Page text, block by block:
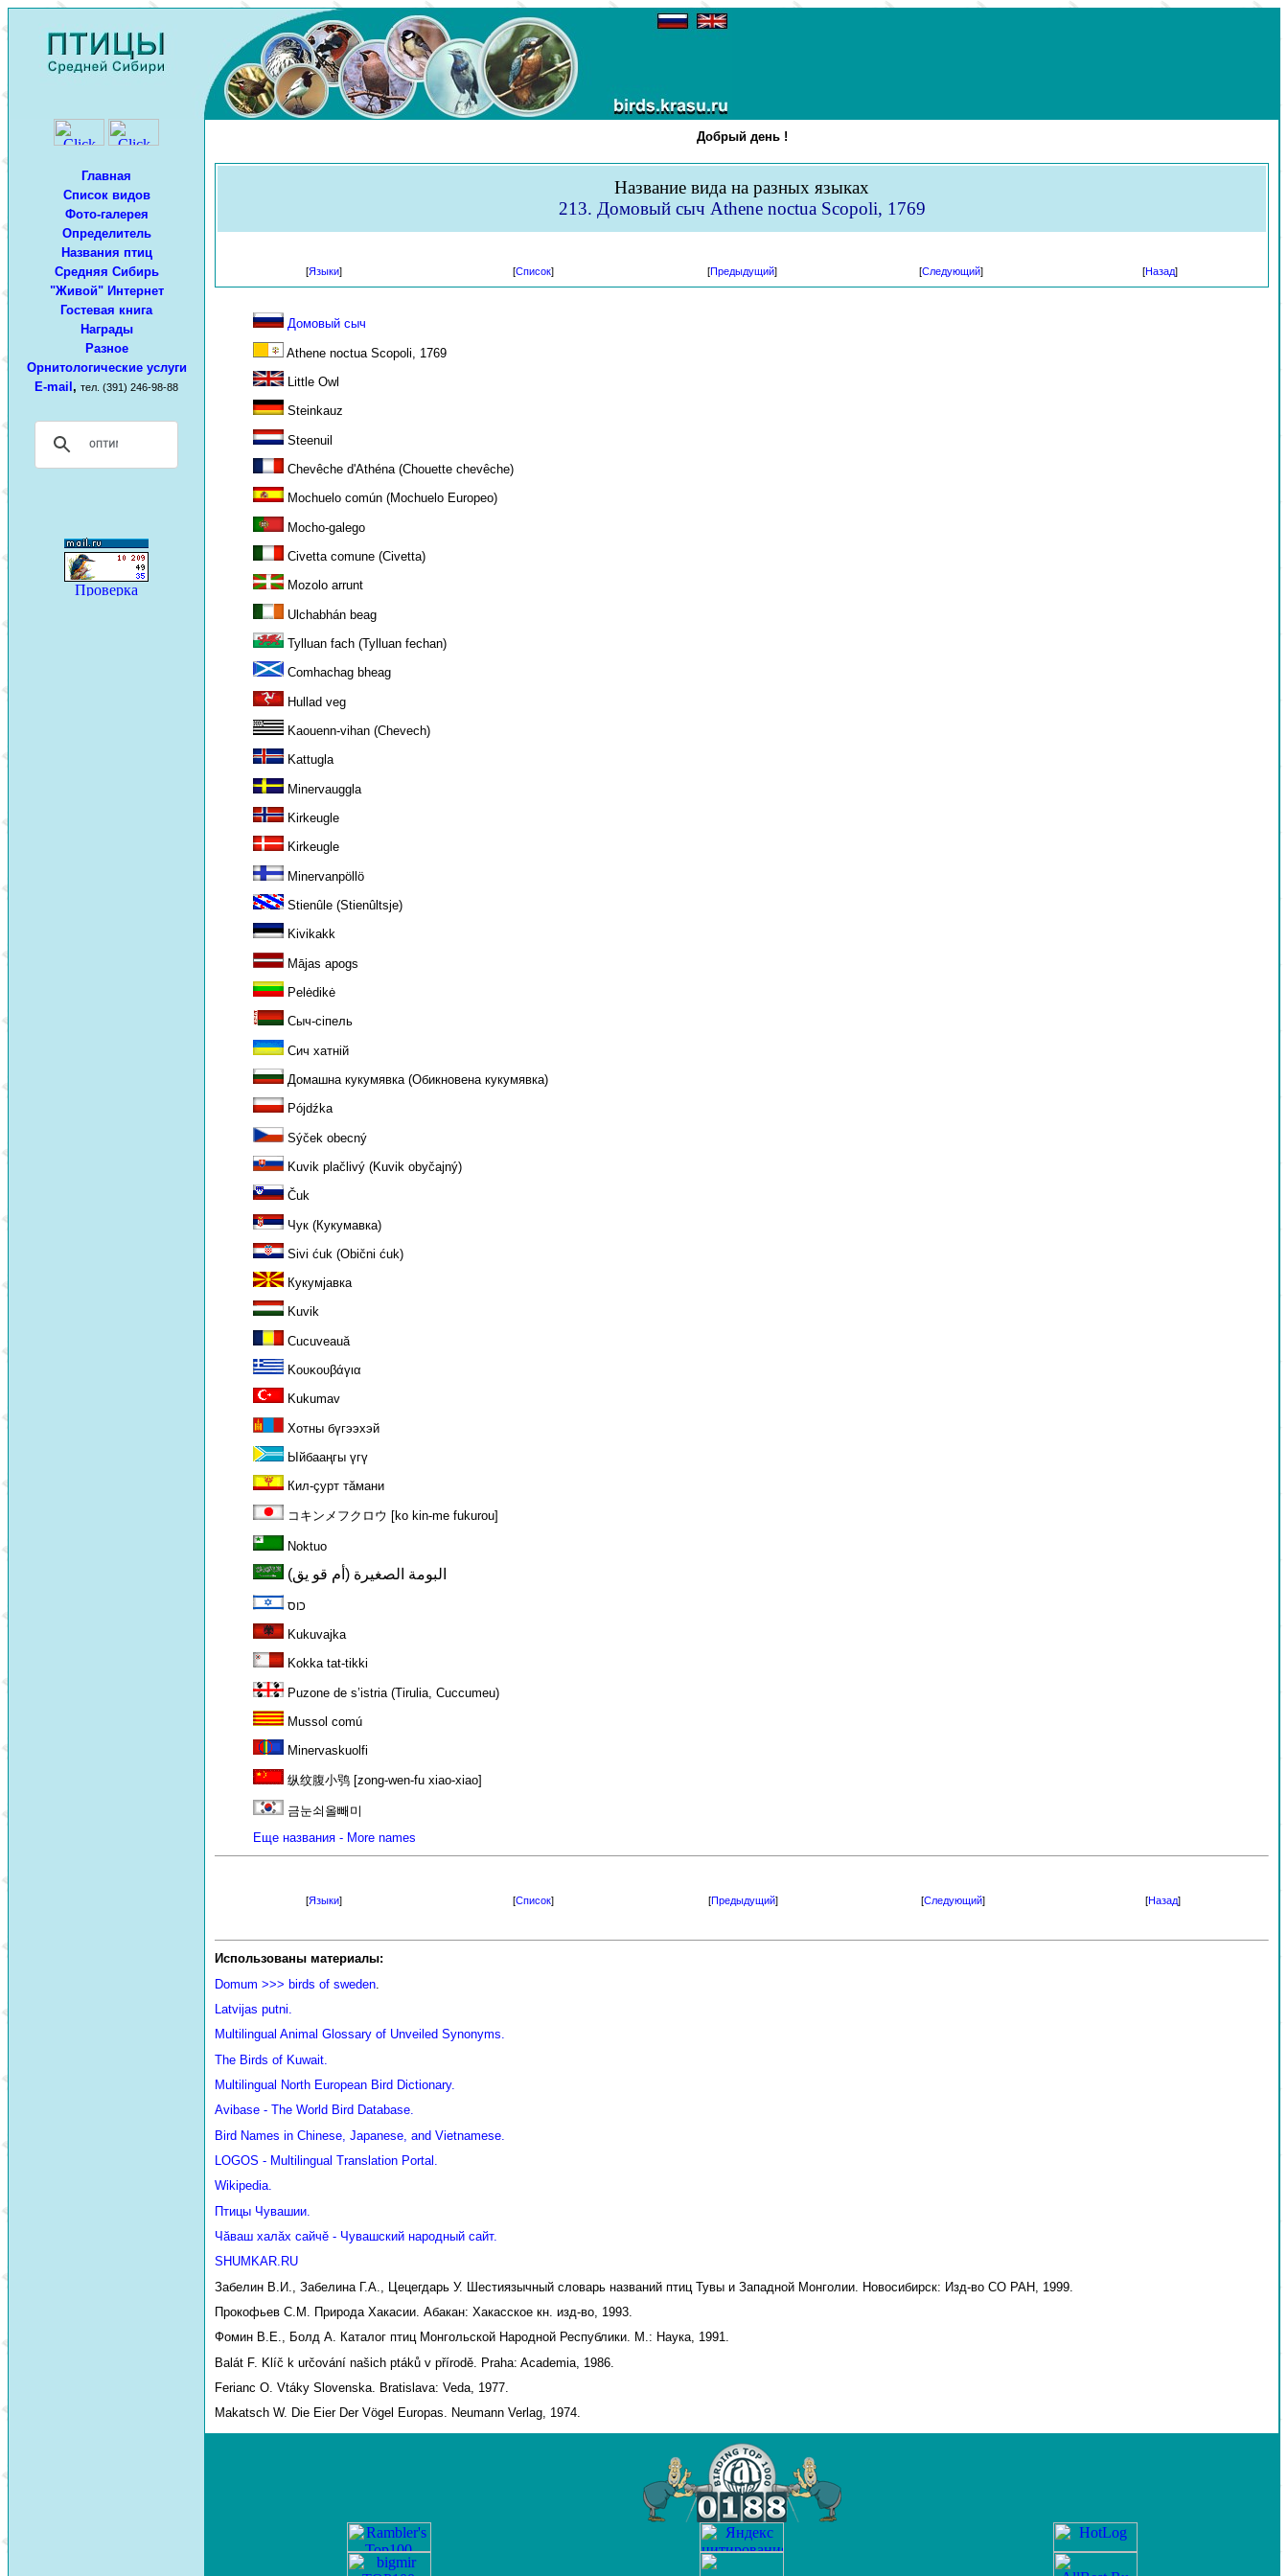
Главная
Список видов
Фото-галерея
Определитель
Названия птиц
Средняя Сибирь
"Живой" Интернет
Гостевая книга
Награды
Разное
Орнитологические услуги
E-mail , тел. (391) 246-98-88
Добрый день !
Название вида на разных языках
213. Домовый сыч Athene noctua Scopoli, 1769
[Языки] [Список] [Предыдущий] [Следующий] [Назад]
Домовый сыч
Athene noctua Scopoli, 1769
Little Owl
Steinkauz
Steenuil
Chevêche d'Athéna (Chouette chevêche)
Mochuelo común (Mochuelo Europeo)
Mocho-galego
Civetta comune (Civetta)
Mozolo arrunt
Ulchabhán beag
Tylluan fach (Tylluan fechan)
Comhachag bheag
Hullad veg
Kaouenn-vihan (Chevech)
Kattugla
Minervauggla
Kirkeugle
Kirkeugle
Minervanpöllö
Stienûle (Stienûltsje)
Kivikakk
Mājas apogs
Pelėdikė
Сыч-сіпель
Сич хатній
Домашна кукумявка (Обикновена кукумявка)
Pójdźka
Sýček obecný
Kuvik plačlivý (Kuvik obyčajný)
Čuk
Чук (Кукумавка)
Sivi ćuk (Obični ćuk)
Кукумjавка
Kuvik
Cucuveauă
Κουκουβάγια
Kukumav
Хотны бүгээхэй
Ыйбааңгы үгү
Кил-çурт тăмани
コキンメフクロウ [ko kin-me fukurou]
Noktuo
البومة الصغيرة (أم قو يق)
כוס
Kukuvajka
Kokka tat-tikki
Puzone de s’istria (Tirulia, Cuccumeu)
Mussol comú
Minervaskuolfi
纵纹腹小鸮 [zong-wen-fu xiao-xiao]
금눈쇠올빼미
Еще названия - More names
[Языки] [Список] [Предыдущий] [Следующий] [Назад]
Использованы материалы:
Domum >>> birds of sweden
Latvijas putni.
Multilingual Animal Glossary of Unveiled Synonyms.
The Birds of Kuwait.
Multilingual North European Bird Dictionary.
Avibase - The World Bird Database.
Bird Names in Chinese, Japanese, and Vietnamese.
LOGOS - Multilingual Translation Portal.
Wikipedia.
Птицы Чувашии.
Чăваш халăх сайчĕ - Чувашский народный сайт.
SHUMKAR.RU
Забелин В.И., Забелина Г.А., Цецегдарь У. Шестиязычный словарь названий птиц Тувы и Западной Монголии. Новосибирск: Изд-во СО РАН, 1999.
Прокофьев С.М. Природа Хакасии. Абакан: Хакасское кн. изд-во, 1993.
Фомин В.Е., Болд А. Каталог птиц Монгольской Народной Республики. М.: Наука, 1991.
Balát F. Klíč k určování našich ptáků v přírodě. Praha: Academia, 1986.
Ferianc O. Vtáky Slovenska. Bratislava: Veda, 1977.
Makatsch W. Die Eier Der Vögel Europas. Neumann Verlag, 1974.